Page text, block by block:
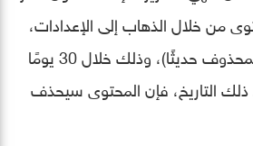
من خلال الذهاب إلى الإعدادات،
ثم الحساب، ثم خيار (المحذوف حديثًا)، وذلك خلال 30 يومًا
التاريخ، فإن المحتوى سيحذف